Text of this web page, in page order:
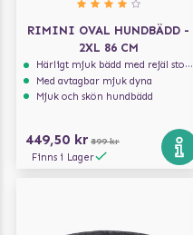
RIMINI OVAL HUNDBÄDD -
2XL 86 CM
Härligt mjuk bädd med rejäl stoppning som håller formen
Med avtagbar mjuk dyna
Mjuk och skön hundbädd
449,50 kr 899 kr
Finns i Lager